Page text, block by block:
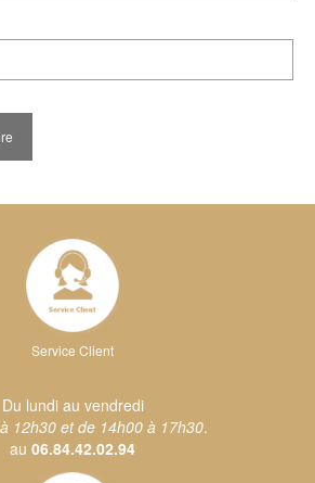
Service Client
Du lundi au vendredi
12h30 et de 14h00 à 17h30.
au 06.84.42.02.94